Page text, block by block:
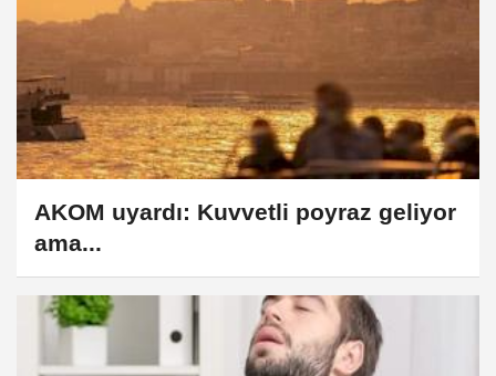
AKOM uyardı: Kuvvetli poyraz geliyor
ama...